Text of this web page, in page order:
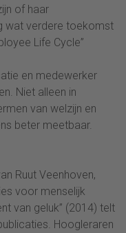
of haar
wat verdere toekomst
Life Cycle”
en medewerker
Niet alleen in
van welzijn en
beter meetbaar.
Ruut Veenhoven,
voor menselijk
van geluk” (2014) telt
Hoogleraren